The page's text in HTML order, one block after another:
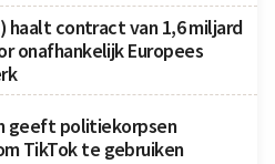
haalt contract van 1,6 miljard
onafhankelijk Europees
geeft politiekorpsen
TikTok te gebruiken